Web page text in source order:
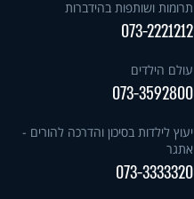
תרומות ושותפות בהידברות
073-2221212
עולם הילדים
073-3592800
יעוץ לילדות בסיכון והדרכה להורים -
אתגר
073-3333320